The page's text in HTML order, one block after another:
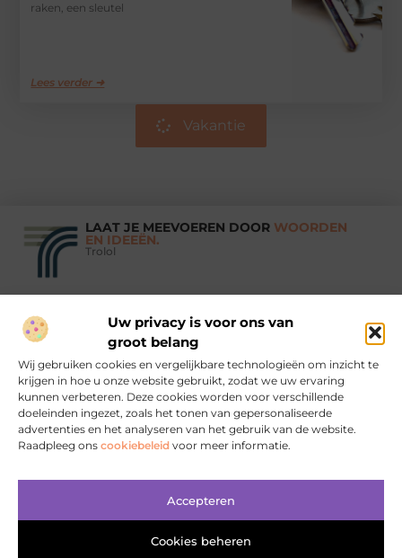
Uw privacy is voor ons van
groot belang
Wij gebruiken cookies en vergelijkbare technologieën om inzicht te
krijgen in hoe u onze website gebruikt, zodat we uw ervaring
kunnen verbeteren. Deze cookies worden voor verschillende
doeleinden ingezet, zoals het tonen van gepersonaliseerde
advertenties en het analyseren van het gebruik van de website.
Raadpleeg ons cookiebeleid voor meer informatie.
Accepteren
Cookies beheren
raken, een sleutel
Lees verder ➜
Vakantie
LAAT JE MEEVOEREN DOOR WOORDEN
EN IDEEËN.
Trolol
Vind Ons Hier :
Beroemdheden Uit de Media Partners Over ons
Contact Aanmelden Website index Cookiebeleid (EU)
Geld verdienen met je website: zo bouw je aan online inkomsten